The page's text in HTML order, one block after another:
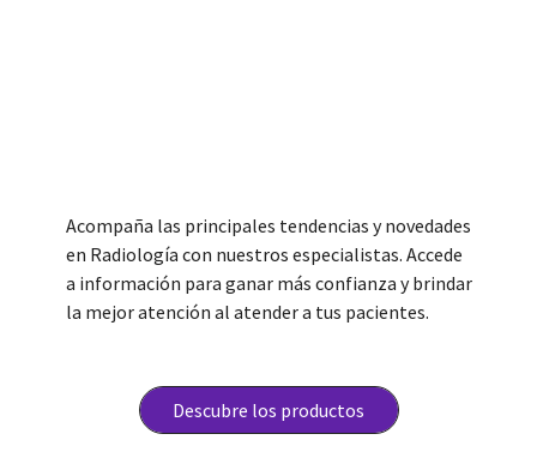
Acompaña las principales tendencias y novedades
en Radiología con nuestros especialistas. Accede
a información para ganar más confianza y brindar
la mejor atención al atender a tus pacientes.
Descubre los productos